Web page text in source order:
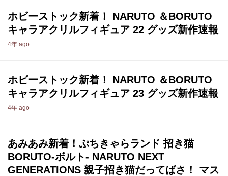
ホビーストック新着！ NARUTO ＆BORUTO
キャラアクリルフィギュア 22 グッズ新作速報
4年 ago
ホビーストック新着！ NARUTO ＆BORUTO
キャラアクリルフィギュア 23 グッズ新作速報
4年 ago
あみあみ新着！ぷちきゃらランド 招き猫
BORUTO-ボルト- NARUTO NEXT
GENERATIONS 親子招き猫だってばさ！ マス